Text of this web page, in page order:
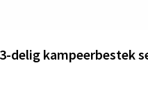
3-delig kampeerbestek